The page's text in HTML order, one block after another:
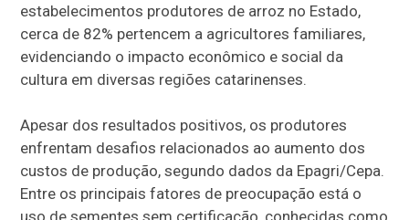
estabelecimentos produtores de arroz no Estado,
cerca de 82% pertencem a agricultores familiares,
evidenciando o impacto econômico e social da
cultura em diversas regiões catarinenses.
Apesar dos resultados positivos, os produtores
enfrentam desafios relacionados ao aumento dos
custos de produção, segundo dados da Epagri/Cepa.
Entre os principais fatores de preocupação está o
uso de sementes sem certificação, conhecidas como